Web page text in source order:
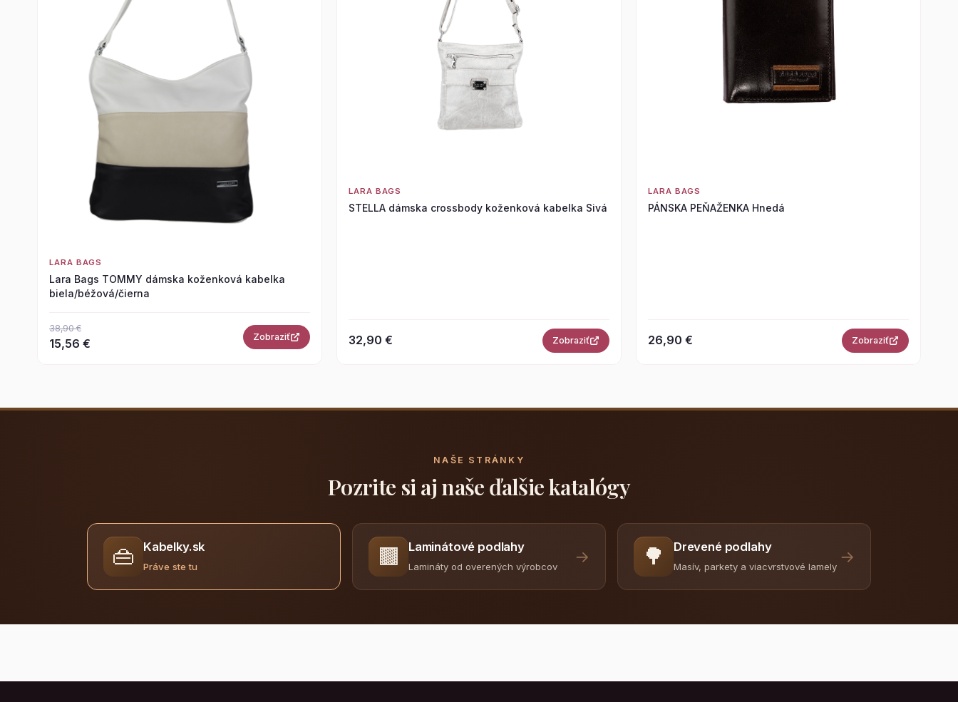
LARA BAGS
Lara Bags TOMMY dámska koženková kabelka
biela/béžová/čierna
38,90 €
15,56 € Zobraziť
LARA BAGS
STELLA dámska crossbody koženková kabelka Sivá
32,90 € Zobraziť
LARA BAGS
PÁNSKA PEŇAŽENKA Hnedá
26,90 € Zobraziť
NAŠE STRÁNKY
Pozrite si aj naše ďalšie katalógy
👜 Kabelky.sk
Práve ste tu 🟫 Laminátové podlahy
Lamináty od overených výrobcov
→ 🌳 Drevené podlahy
Masív, parkety a viacvrstvové lamely
→